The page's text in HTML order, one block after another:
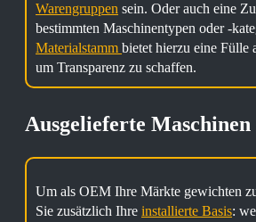
Warengruppen sein. Oder auch eine
bestimmten Maschinentypen oder -
Materialstamm bietet hierzu eine Fülle
um Transparenz zu schaffen.
Ausgelieferte
Um als OEM Ihre Märkte gewichten
Sie zusätzlich Ihre installierte Basis: